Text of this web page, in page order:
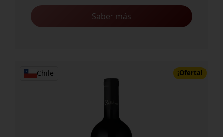
Saber más
Chile ¡Oferta!